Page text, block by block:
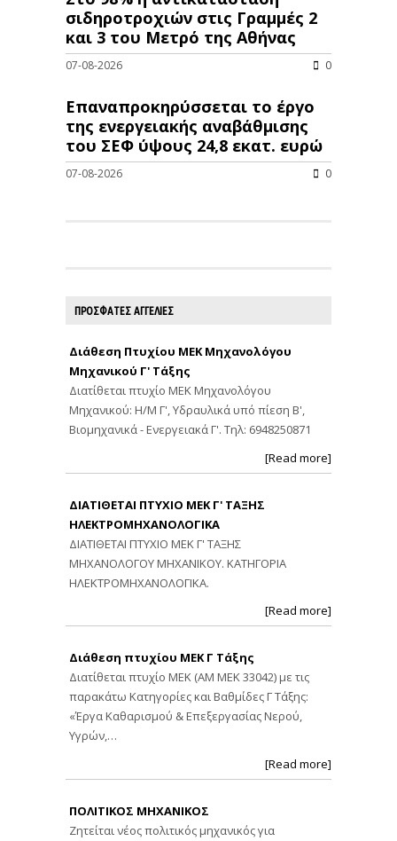
σιδηροτροχιών στις Γραμμές 2
και 3 του Μετρό της Αθήνας
07-08-2026 0
Επαναπροκηρύσσεται το έργο
της ενεργειακής αναβάθμισης
του ΣΕΦ ύψους 24,8 εκατ. ευρώ
07-08-2026 0
ΠΡΟΣΦΑΤΕΣ ΑΓΓΕΛΙΕΣ
Διάθεση Πτυχίου ΜΕΚ Μηχανολόγου
Μηχανικού Γ' Τάξης
Διατίθεται πτυχίο ΜΕΚ Μηχανολόγου
Μηχανικού: Η/Μ Γ', Υδραυλικά υπό πίεση Β',
Βιομηχανικά - Ενεργειακά Γ'. Τηλ: 6948250871
[Read more]
ΔΙΑΤΙΘΕΤΑΙ ΠΤΥΧΙΟ ΜΕΚ Γ' ΤΑΞΗΣ
ΗΛΕΚΤΡΟΜΗΧΑΝΟΛΟΓΙΚΑ
ΔΙΑΤΙΘΕΤΑΙ ΠΤΥΧΙΟ ΜΕΚ Γ' ΤΑΞΗΣ
ΜΗΧΑΝΟΛΟΓΟΥ ΜΗΧΑΝΙΚΟΥ. ΚΑΤΗΓΟΡΙΑ
ΗΛΕΚΤΡΟΜΗΧΑΝΟΛΟΓΙΚΑ.
[Read more]
Διάθεση πτυχίου ΜΕΚ Γ Τάξης
Διατίθεται πτυχίο ΜΕΚ (ΑΜ ΜΕΚ 33042) με τις
παρακάτω Κατηγορίες και Βαθμίδες Γ Τάξης:
«Έργα Καθαρισμού & Επεξεργασίας Νερού,
Υγρών,…
[Read more]
ΠΟΛΙΤΙΚΟΣ ΜΗΧΑΝΙΚΟΣ
Ζητείται νέος πολιτικός μηχανικός για